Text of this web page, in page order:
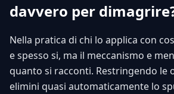
davvero per
Nella pratica di chi lo applica con
e spesso si, ma il meccanismo e
quanto si racconti. Restringendo le
elimini quasi automaticamente lo